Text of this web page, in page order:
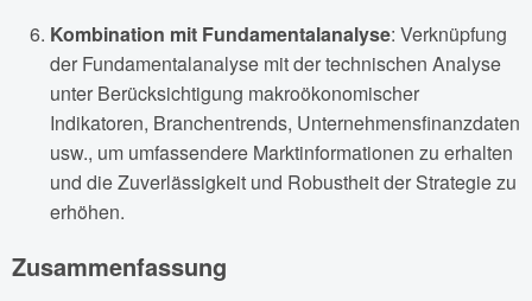
Kombination mit Fundamentalanalyse: Verknüpfung
der Fundamentalanalyse mit der technischen Analyse
unter Berücksichtigung makroökonomischer
Indikatoren, Branchentrends, Unternehmensfinanzdaten
usw., um umfassendere Marktinformationen zu erhalten
und die Zuverlässigkeit und Robustheit der Strategie zu
erhöhen.
Zusammenfassung